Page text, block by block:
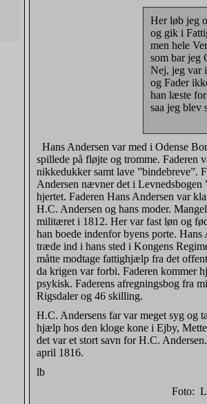
Her løb jeg
og gik i
men hele
som bar jeg
Nej, jeg var
og Fader
han læste
saa jeg blev
Hans Andersen var med i Odense
spillede på fløjte og tromme. Faderen
nikkedukker samt lave ”bindebreve”.
Andersen nævner det i
hjertet. Faderen Hans Andersen var
H.C. Andersen og hans moder.
militæret i 1812. Her var fast løn og
han boede indenfor byens porte.
træde ind i hans sted i Kongens
måtte modtage fattighjælp fra det
da krigen var forbi. Faderen kommer
psykisk. Faderens afregningsbog fra
Rigsdaler og 46 skilling.
H.C. Andersens far var meget syg og
hjælp hos den kloge kone i Ejby,
det var et stort savn for H.C.
april 1816.
lb
Foto: